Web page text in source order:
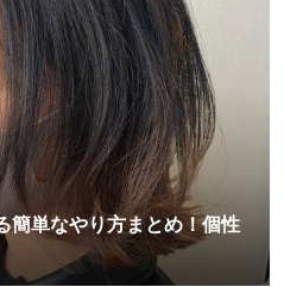
簡単なやり方まとめ！個性